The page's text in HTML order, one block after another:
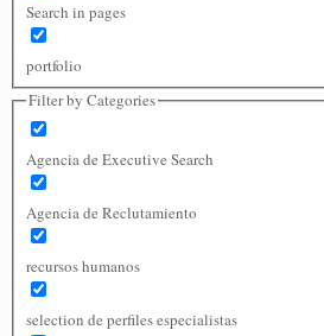
Search in pages
portfolio
Filter by Categories
Agencia de Executive Search
Agencia de Reclutamiento
recursos humanos
selection de perfiles especialistas